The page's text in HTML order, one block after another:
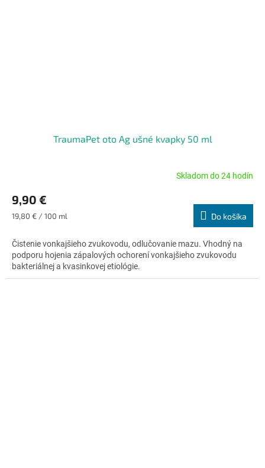
TraumaPet oto Ag ušné kvapky 50 ml
produktu
4,7
5
hviezdičiek.
Skladom do 24 hodín
9,90 €
Jednotková
19,80 € / 100 ml Do košíka
Čistenie vonkajšieho zvukovodu, odlučovanie mazu. Vhodný na
podporu hojenia zápalových ochorení vonkajšieho zvukovodu
bakteriálnej a kvasinkovej etiológie.